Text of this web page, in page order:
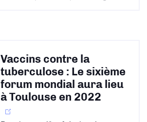
Vaccins contre la
tuberculose : Le sixième
forum mondial aura lieu
à Toulouse en 2022